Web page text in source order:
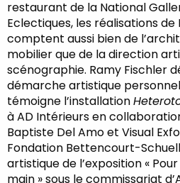
restaurant de la National
Eclectiques, les réalisations de
comptent aussi bien de
mobilier que de la direction
scénographie. Ramy Fischler
démarche artistique
témoigne l’installation
à AD Intérieurs en
Baptiste Del Amo et Visual
Fondation Bettencourt-
artistique de l’exposition «
main » sous le commissariat